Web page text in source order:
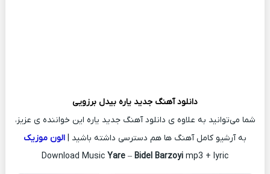
دانلود آهنگ جدید یاره بیدل برزویی
شما می‌توانید به علاوه ی دانلود آهنگ جدید یاره این خواننده ی عزیز،
به آرشیو کامل آهنگ ها هم دسترسی داشته باشید | الون موزیک
Download Music Yare – Bidel Barzoyi mp3 + lyric